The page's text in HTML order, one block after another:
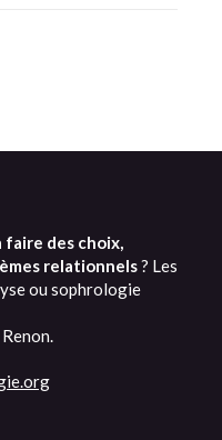
des choix,
relationnels? Les
ou sophrologie